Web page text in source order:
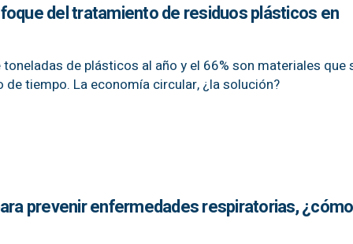
del tratamiento de residuos plásticos en
de plásticos al año y el 66% son materiales que
tiempo. La economía circular, ¿la solución?
prevenir enfermedades respiratorias, ¿cómo